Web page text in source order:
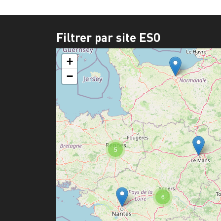
Filtrer par site ESO
6
5
+
−